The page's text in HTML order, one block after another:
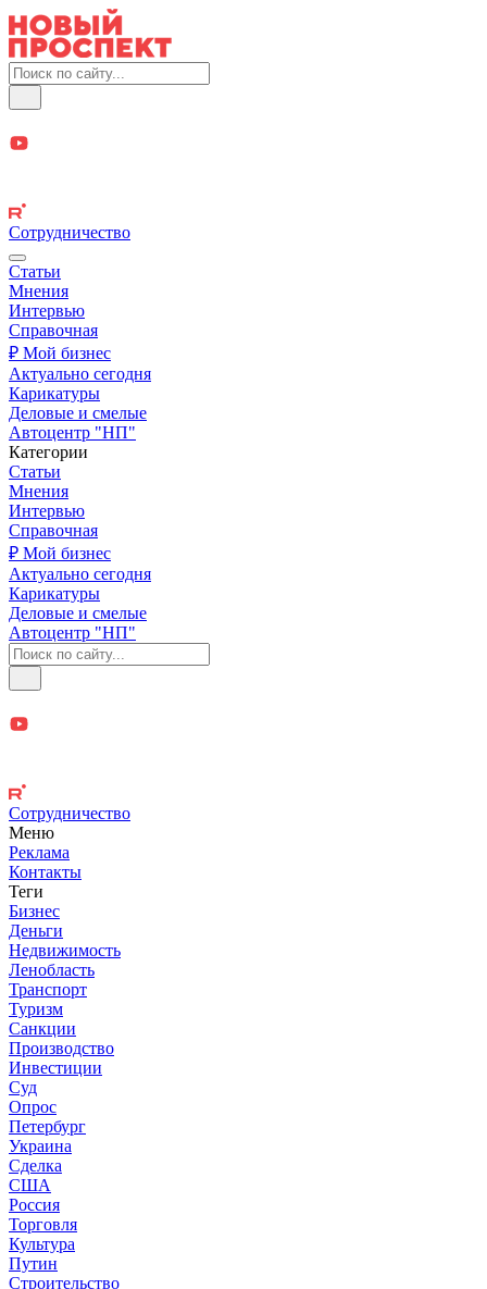
Сотрудничество
Статьи
Мнения
Интервью
Справочная
₽ Мой бизнес
Актуально сегодня
Карикатуры
Деловые и смелые
Автоцентр "НП"
Категории
Статьи
Мнения
Интервью
Справочная
₽ Мой бизнес
Актуально сегодня
Карикатуры
Деловые и смелые
Автоцентр "НП"
Сотрудничество
Меню
Реклама
Контакты
Теги
Бизнес
Деньги
Недвижимость
Ленобласть
Транспорт
Туризм
Санкции
Производство
Инвестиции
Суд
Опрос
Петербург
Украина
Сделка
США
Россия
Торговля
Культура
Путин
Строительство